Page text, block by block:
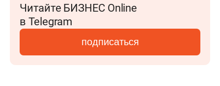
Читайте БИЗНЕС Online
в Telegram
подписаться